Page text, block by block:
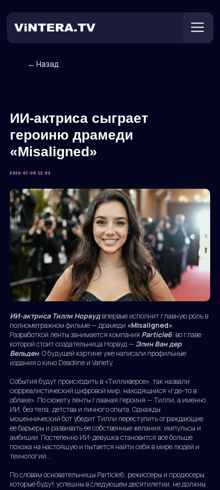
← Назад
ИИ-актриса сыграет
героиню драмеди
«Misaligned»
2026-07-08 12:02
ИИ-актриса Тилли Норвудвпервые исполнит главную роль в
полнометражном фильме — драмеди «Misaligned».
Разработкой ленты занимается компания Particle6, во главе
которой стоит создательница Норвуд — Элин Ван дер
Вельден. О будущей картине уже написали профильные
издания о кино Deadline и Variety.
События будут происходить в «Тилливерсе», так назвали
сюрреалистический цифровой мир, находящийся «где-то в
облаке». По сюжету ленты главная героиня — Тилли, а именно
ИИ, без тела, детства и личного опыта. Однажды
мошеннический бот убедит Тилли переступить ограждающие
ее барьеры и развивать ее собственные желания, импульсы и
амбиции. Постепенно ИИ-девушка становится всё больше
похожа на настоящую и пытается найти себя в мире людей и
технологий...
По словам основательницы Particle6, режиссеры и продюсеры,
которые будут успешны в следующем десятилетии, не должны